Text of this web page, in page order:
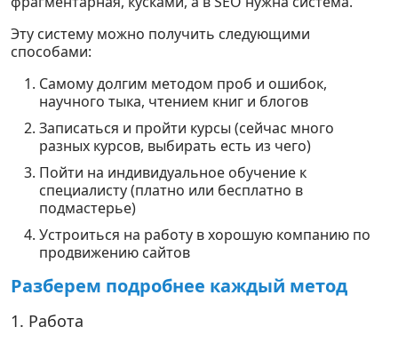
Эту систему можно получить следующими
способами:
Самому долгим методом проб и ошибок,
научного тыка, чтением книг и блогов
Записаться и пройти курсы (сейчас много
разных курсов, выбирать есть из чего)
Пойти на индивидуальное обучение к
специалисту (платно или бесплатно в
подмастерье)
Устроиться на работу в хорошую компанию по
продвижению сайтов
Разберем подробнее каждый метод
1. Работа